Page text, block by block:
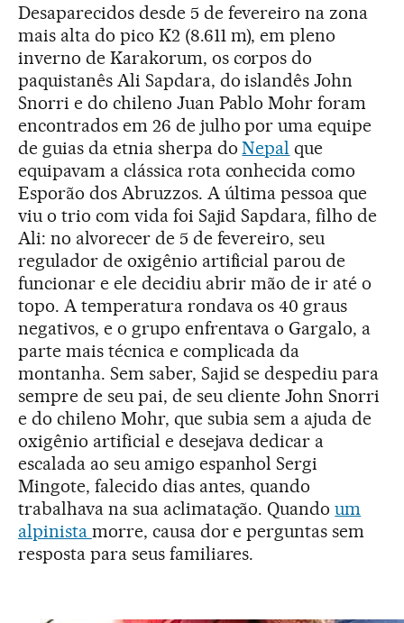
Desaparecidos desde 5 de fevereiro na zona
mais alta do pico K2 (8.611 m), em pleno
inverno de Karakorum, os corpos do
paquistanês Ali Sapdara, do islandês John
Snorri e do chileno Juan Pablo Mohr foram
encontrados em 26 de julho por uma equipe
de guias da etnia sherpa doNepal que
equipavam a clássica rota conhecida como
Esporão dos Abruzzos. A última pessoa que
viu o trio com vida foi Sajid Sapdara, filho de
Ali: no alvorecer de 5 de fevereiro, seu
regulador de oxigênio artificial parou de
funcionar e ele decidiu abrir mão de ir até o
topo. A temperatura rondava os 40 graus
negativos, e o grupo enfrentava o Gargalo, a
parte mais técnica e complicada da
montanha. Sem saber, Sajid se despediu para
sempre de seu pai, de seu cliente John Snorri
e do chileno Mohr, que subia sem a ajuda de
oxigênio artificial e desejava dedicar a
escalada ao seu amigo espanhol Sergi
Mingote, falecido dias antes, quando
trabalhava na sua aclimatação. Quandoum
alpinista morre, causa dor e perguntas sem
resposta para seus familiares.